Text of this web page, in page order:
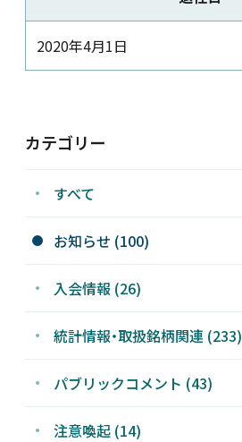
採用情報
2020年4月1日
カテゴリー
すべて
お知らせ (100)
入会情報 (26)
統計情報・取扱銘柄関連 (233)
パブリックコメント (43)
注意喚起 (14)